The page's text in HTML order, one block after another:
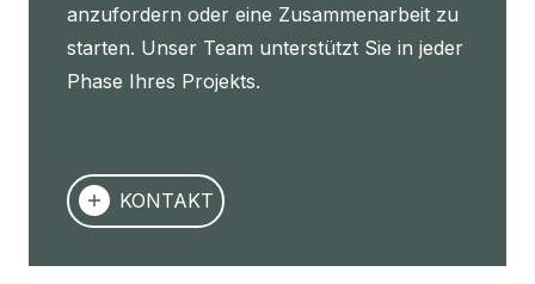
anzufordern oder eine Zusammenarbeit zu
starten. Unser Team unterstützt Sie in jeder
Phase Ihres Projekts.
KONTAKT